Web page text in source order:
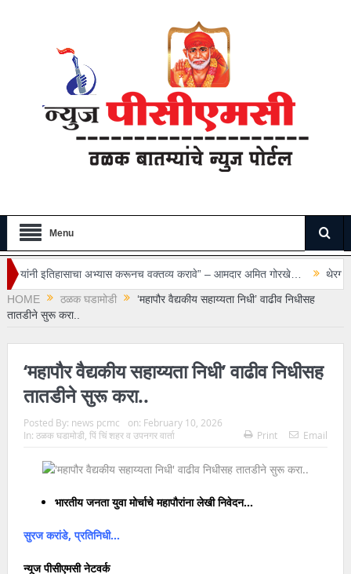
Menu
अभ्यास करूनच वक्तव्य करावे” – आमदार अमित गोरखे…
थेरगाव रुग्णालयातील
HOME
ठळक घडामोडी
‘महापौर वैद्यकीय सहाय्यता निधी’ वाढीव निधीसह
तातडीने सुरू करा..
‘महापौर वैद्यकीय सहाय्यता निधी’ वाढीव निधीसह
तातडीने सुरू करा..
Posted By: news pcmc on: February 10, 2026
In: ठळक घडामोडी, पिं चिं शहर व उपनगर वार्ता Print Email
भारतीय जनता युवा मोर्चाचे महापौरांना लेखी निवेदन…
सुरज करांडे, प्रतिनिधी…
न्यूज पीसीएमसी नेटवर्क